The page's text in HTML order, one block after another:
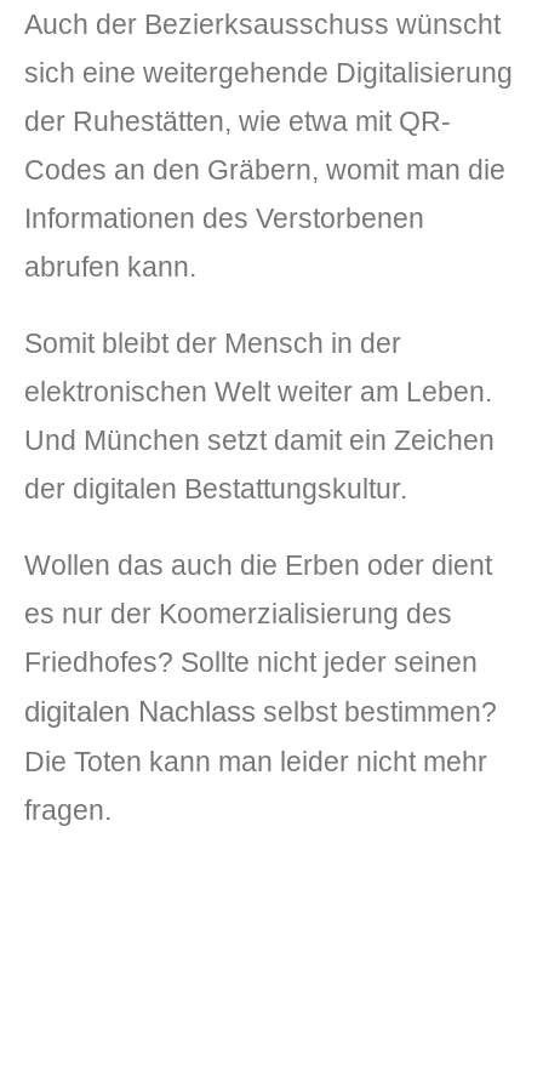
Auch der Bezierksausschuss wünscht
sich eine weitergehende Digitalisierung
der Ruhestätten, wie etwa mit QR-
Codes an den Gräbern, womit man die
Informationen des Verstorbenen
abrufen kann.
Somit bleibt der Mensch in der
elektronischen Welt weiter am Leben.
Und München setzt damit ein Zeichen
der digitalen Bestattungskultur.
Wollen das auch die Erben oder dient
es nur der Koomerzialisierung des
Friedhofes? Sollte nicht jeder seinen
digitalen Nachlass selbst bestimmen?
Die Toten kann man leider nicht mehr
fragen.